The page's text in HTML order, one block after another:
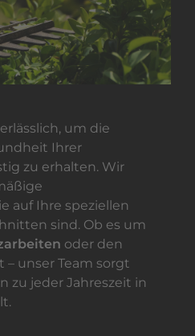
um die
Ihrer
zu erhalten. Wir
auf Ihre speziellen
sind. Ob es um
oder den
– unser Team sorgt
zu jeder Jahreszeit in